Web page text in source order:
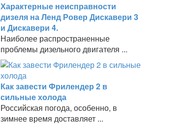
Характерные неисправности
дизеля на Ленд Ровер Дискавери 3
и Дискавери 4.
Наиболее распространенные
проблемы дизельного двигателя ...
Как завести Фрилендер 2 в
сильные холода
Российская погода, особенно, в
зимнее время доставляет ...